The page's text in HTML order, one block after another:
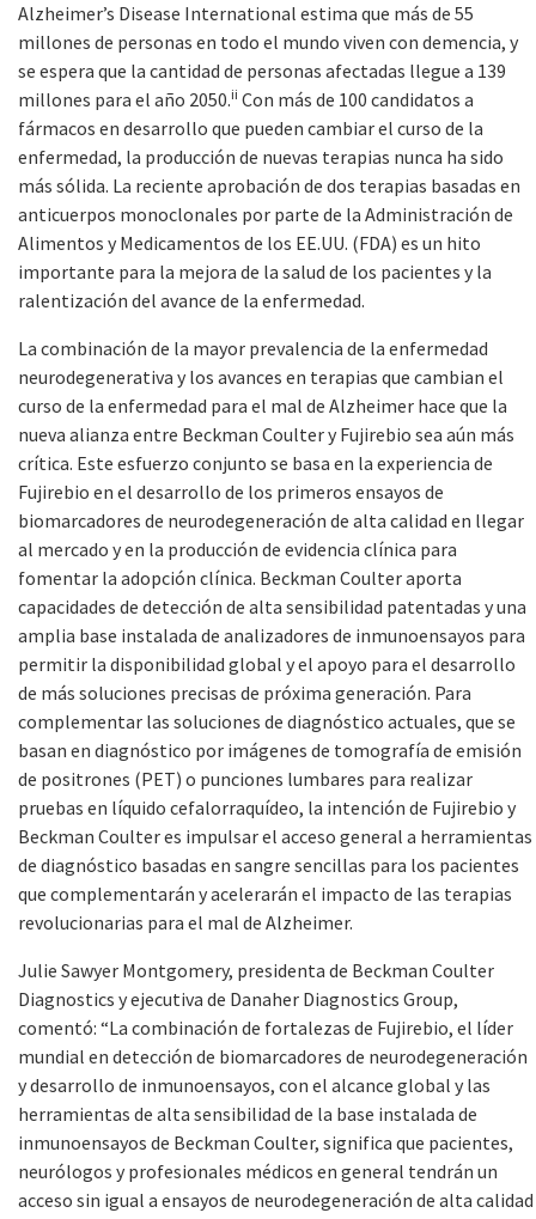
Alzheimer’s Disease International estima que más de 55
millones de personas en todo el mundo viven con demencia, y
se espera que la cantidad de personas afectadas llegue a 139
millones para el año 2050.ii Con más de 100 candidatos a
fármacos en desarrollo que pueden cambiar el curso de la
enfermedad, la producción de nuevas terapias nunca ha sido
más sólida. La reciente aprobación de dos terapias basadas en
anticuerpos monoclonales por parte de la Administración de
Alimentos y Medicamentos de los EE.UU. (FDA) es un hito
importante para la mejora de la salud de los pacientes y la
ralentización del avance de la enfermedad.
La combinación de la mayor prevalencia de la enfermedad
neurodegenerativa y los avances en terapias que cambian el
curso de la enfermedad para el mal de Alzheimer hace que la
nueva alianza entre Beckman Coulter y Fujirebio sea aún más
crítica. Este esfuerzo conjunto se basa en la experiencia de
Fujirebio en el desarrollo de los primeros ensayos de
biomarcadores de neurodegeneración de alta calidad en llegar
al mercado y en la producción de evidencia clínica para
fomentar la adopción clínica. Beckman Coulter aporta
capacidades de detección de alta sensibilidad patentadas y una
amplia base instalada de analizadores de inmunoensayos para
permitir la disponibilidad global y el apoyo para el desarrollo
de más soluciones precisas de próxima generación. Para
complementar las soluciones de diagnóstico actuales, que se
basan en diagnóstico por imágenes de tomografía de emisión
de positrones (PET) o punciones lumbares para realizar
pruebas en líquido cefalorraquídeo, la intención de Fujirebio y
Beckman Coulter es impulsar el acceso general a herramientas
de diagnóstico basadas en sangre sencillas para los pacientes
que complementarán y acelerarán el impacto de las terapias
revolucionarias para el mal de Alzheimer.
Julie Sawyer Montgomery, presidenta de Beckman Coulter
Diagnostics y ejecutiva de Danaher Diagnostics Group,
comentó: “La combinación de fortalezas de Fujirebio, el líder
mundial en detección de biomarcadores de neurodegeneración
y desarrollo de inmunoensayos, con el alcance global y las
herramientas de alta sensibilidad de la base instalada de
inmunoensayos de Beckman Coulter, significa que pacientes,
neurólogos y profesionales médicos en general tendrán un
acceso sin igual a ensayos de neurodegeneración de alta calidad